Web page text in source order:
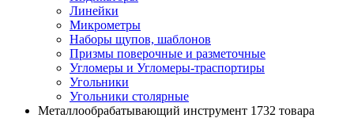
Линейки
Микрометры
Наборы щупов, шаблонов
Призмы поверочные и разметочные
Угломеры и Угломеры-траспортиры
Угольники
Угольники столярные
Металлообрабатывающий инструмент 1732 товара